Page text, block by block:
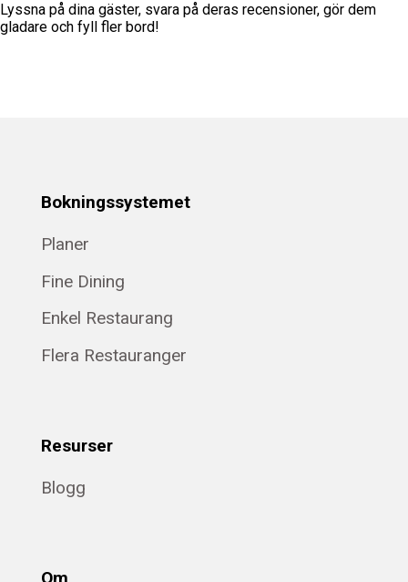
Lyssna på dina gäster, svara på deras recensioner, gör dem
gladare och fyll fler bord!
Bokningssystemet
Planer
Fine Dining
Enkel Restaurang
Flera Restauranger
Resurser
Blogg